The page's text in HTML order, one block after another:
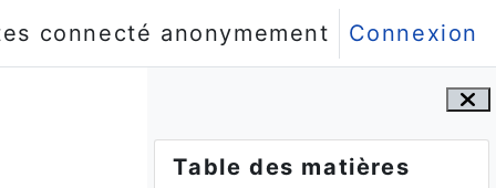
connecté anonymement Connexion
Blocs
Passer Table des matières
Table des matières